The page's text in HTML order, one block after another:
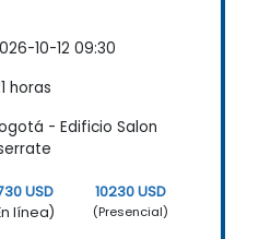
10-12 09:30
horas
- Edificio Salon
USD
línea)
10230 USD
(Presencial)